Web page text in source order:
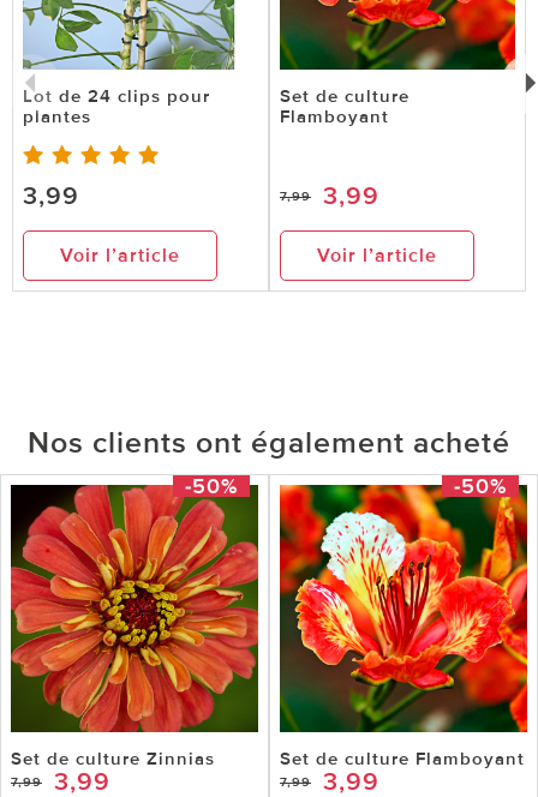
Lot de 24 clips pour
plantes
3,99
Voir l’article
Set de culture
Flamboyant
7,99 3,99
Voir l’article
Nos clients ont également acheté
-50%
Set de culture Zinnias
7,99 3,99
-50%
Set de culture Flamboyant
7,99 3,99